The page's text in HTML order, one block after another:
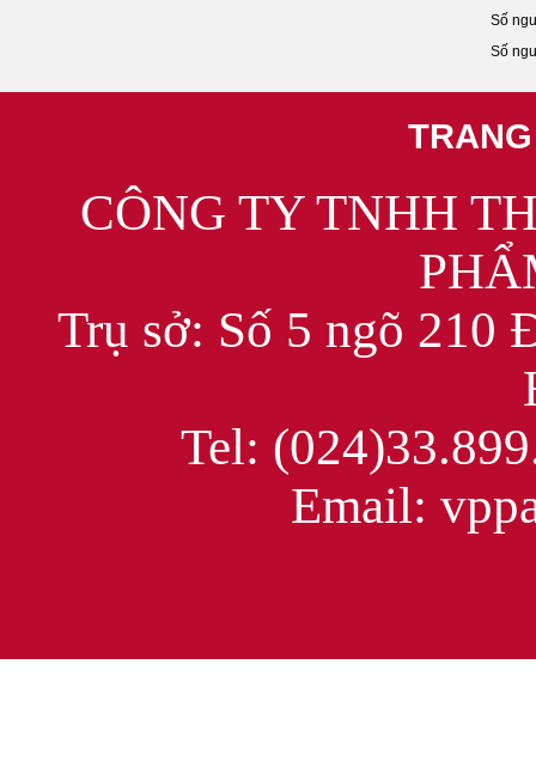
Số
Số
CÔNG TY TNHH
Trụ sở: Số 5 ngõ 210
Tel:
Email: